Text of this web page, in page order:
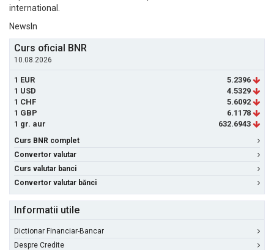
international.
NewsIn
Curs oficial BNR
10.08.2026
1 EUR
5.2396
1 USD
4.5329
1 CHF
5.6092
1 GBP
6.1178
1 gr. aur
632.6943
Curs BNR complet
Convertor valutar
Curs valutar banci
Convertor valutar bănci
Informatii utile
Dictionar Financiar-Bancar
Despre Credite